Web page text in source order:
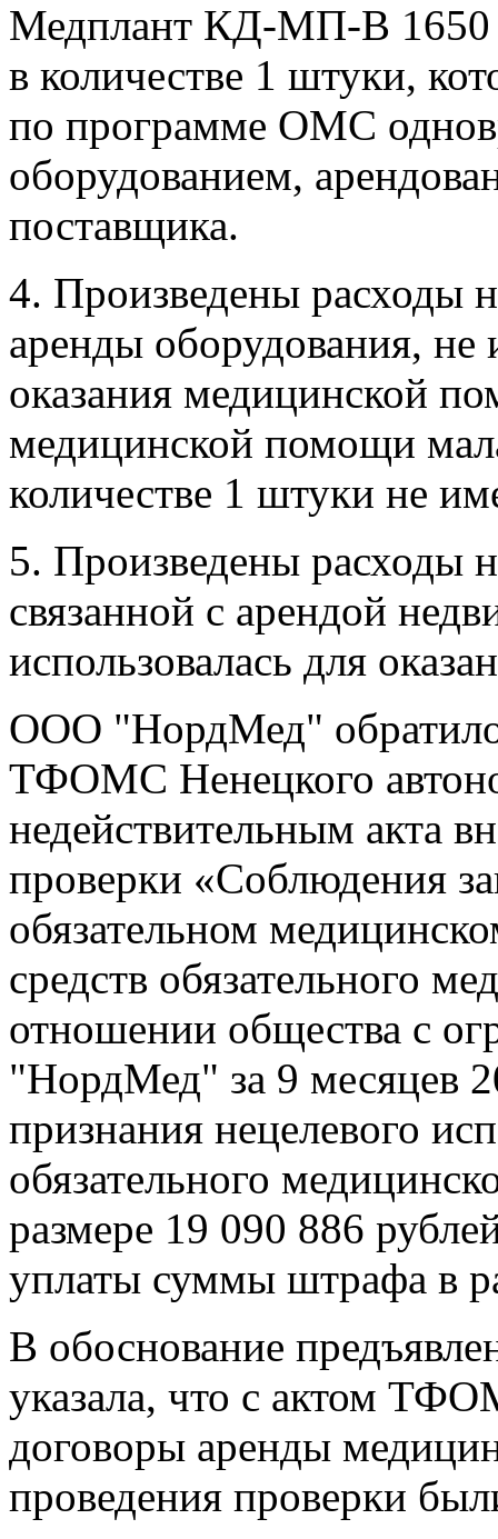
Медплант КД-МП-В 1650
в количестве 1 штуки,
по программе ОМС
оборудованием,
поставщика.
4. Произведены расходы
аренды оборудования, не
оказания медицинской
медицинской помощи
количестве 1 штуки не
5. Произведены расходы
связанной с арендой
использовалась для
ООО "НордМед"
ТФОМС Ненецкого
недействительным акта
проверки «Соблюдения
обязательном
средств обязательного
отношении общества с
"НордМед" за 9 месяцев
признания нецелевого
обязательного
размере 19 090 886
уплаты суммы штрафа в
В обоснование
указала, что с актом
договоры аренды
проведения проверки